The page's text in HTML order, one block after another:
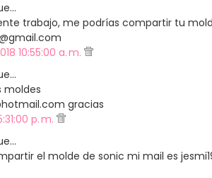
trabajo, me podrías compartir tu
10:55:00 a. m.
moldes
gracias
p. m.
el molde de sonic mi mail es